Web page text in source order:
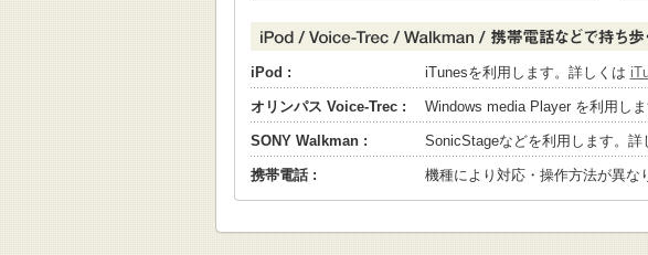
iPod : iTunesを利用します。詳しくは
オリンパス Voice-Trec : Windows media Player を利用し
SONY Walkman : SonicStageなどを利用します。詳
携帯電話 : 機種により対応・操作方法が異な